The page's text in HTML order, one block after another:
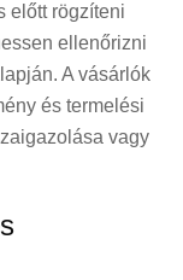
előtt rögzíteni
ellenőrizni
A vásárlók
és termelési
vagy